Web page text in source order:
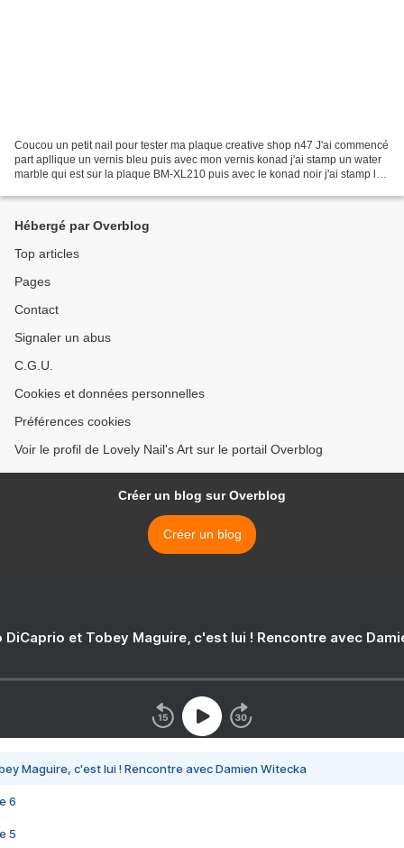
Coucou un petit nail pour tester ma plaque creative shop n47 J'ai commencé
part apllique un vernis bleu puis avec mon vernis konad j'ai stamp un water
marble qui est sur la plaque BM-XL210 puis avec le konad noir j'ai stamp les
Hébergé par Overblog
Top articles
Pages
Contact
Signaler un abus
C.G.U.
Cookies et données personnelles
Préférences cookies
Voir le profil de Lovely Nail's Art sur le portail Overblog
Créer un blog sur Overblog
Créer un blog
DiCaprio et Tobey Maguire, c'est lui ! Rencontre avec
Maguire, c'est lui ! Rencontre avec Damien Witecka
6
5